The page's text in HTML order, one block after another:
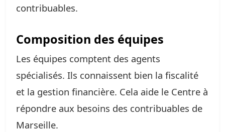
contribuables.
Composition des équipes
Les équipes comptent des agents
spécialisés. Ils connaissent bien la fiscalité
et la gestion financière. Cela aide le Centre à
répondre aux besoins des contribuables de
Marseille.